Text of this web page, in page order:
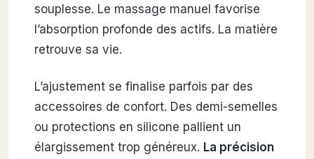
souplesse. Le massage manuel favorise
l’absorption profonde des actifs. La matière
retrouve sa vie.
L’ajustement se finalise parfois par des
accessoires de confort. Des demi-semelles
ou protections en silicone pallient un
élargissement trop généreux. La précision